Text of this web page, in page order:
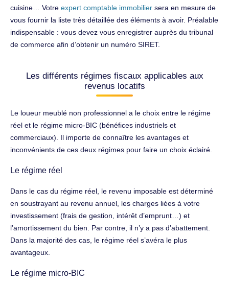
cuisine… Votre expert comptable immobilier sera en mesure de
vous fournir la liste très détaillée des éléments à avoir. Préalable
indispensable : vous devez vous enregistrer auprès du tribunal
de commerce afin d’obtenir un numéro SIRET.
Les différents régimes fiscaux applicables aux
revenus locatifs
Le loueur meublé non professionnel a le choix entre le régime
réel et le régime micro-BIC (bénéfices industriels et
commerciaux). Il importe de connaître les avantages et
inconvénients de ces deux régimes pour faire un choix éclairé.
Le régime réel
Dans le cas du régime réel, le revenu imposable est déterminé
en soustrayant au revenu annuel, les charges liées à votre
investissement (frais de gestion, intérêt d’emprunt…) et
l’amortissement du bien. Par contre, il n’y a pas d’abattement.
Dans la majorité des cas, le régime réel s’avéra le plus
avantageux.
Le régime micro-BIC